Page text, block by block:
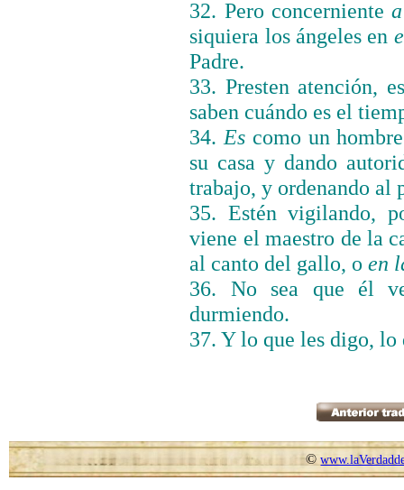
32. Pero concernientea
siquiera los ángeles en
Padre.
33. Presten atención,
saben cuándo es el
34. Es como un
su casa y dando
trabajo, y ordenando al
35. Estén vigilando,
viene el maestro de la
al canto del gallo, oen
36. No sea que él
durmiendo.
37. Y lo que les digo,
©